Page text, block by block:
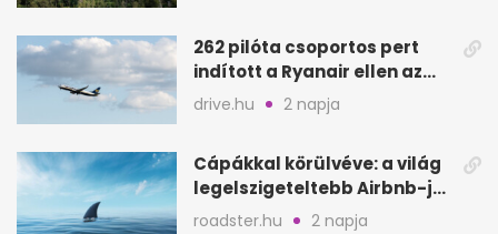
262 pilóta csoportos pert
indított a Ryanair ellen az
Egyesült Királyságban
drive.hu 2 napja
Cápákkal körülvéve: a világ
legelszigeteltebb Airbnb-je
a nyílt tengeren
roadster.hu 2 napja